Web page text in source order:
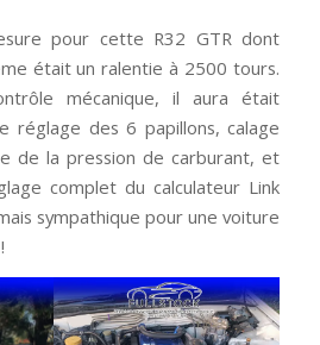
pour cette R32 GTR dont
était un ralentie à 2500 tours.
mécanique, il aura était
réglage des 6 papillons, calage
de la pression de carburant, et
complet du calculateur Link
sympathique pour une voiture